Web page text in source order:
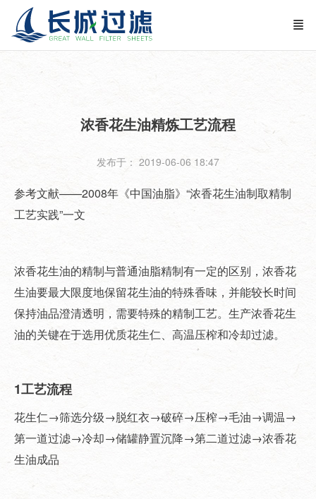
浓香花生油精炼工艺流程
发布于： 2019-06-06 18:47
参考文献——2008年《中国油脂》“浓香花生油制取精制
工艺实践”一文
浓香花生油的精制与普通油脂精制有一定的区别，浓香花
生油要最大限度地保留花生油的特殊香味，并能较长时间
保持油品澄清透明，需要特殊的精制工艺。生产浓香花生
油的关键在于选用优质花生仁、高温压榨和冷却过滤。
1工艺流程
花生仁→筛选分级→脱红衣→破碎→压榨→毛油→调温→
第一道过滤→冷却→储罐静置沉降→第二道过滤→浓香花
生油成品